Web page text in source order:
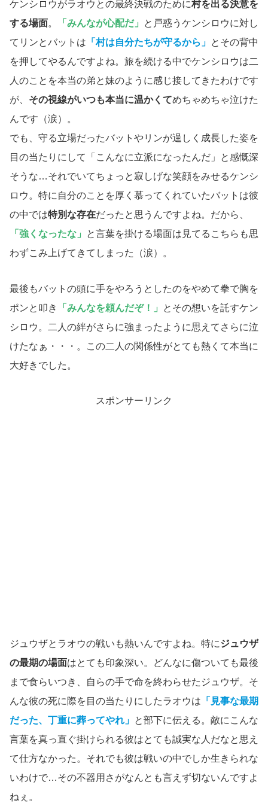
ケンシロウがラオウとの最終決戦のために村を出る決意を
する場面。 「みんなが心配だ」
と戸惑うケンシロウに対し
てリンとバットは 「村は自分たちが守るから」 とその背中
を押してやるんですよね。旅を続ける中でケンシロウは二
人のことを本当の弟と妹のように感じ接してきたわけです
が、 その視線がいつも本当に温かくてめちゃめちゃ泣けた
んです（涙）。
でも、守る立場だったバットやリンが逞しく成長した姿を
目の当たりにして「こんなに立派になったんだ」と感慨深
そうな…それでいてちょっと寂しげな笑顔をみせるケンシ
ロウ。特に自分のことを厚く慕ってくれていたバットは彼
の中では特別な存在だったと思うんですよね。だから、
「強くなったな」
と言葉を掛ける場面は見てるこちらも思
わずこみ上げてきてしまった（涙）。
最後もバットの頭に手をやろうとしたのをやめて拳で胸を
ポンと叩き
「みんなを頼んだぞ！」
とその想いを託すケン
シロウ。二人の絆がさらに強まったように思えてさらに泣
けたなぁ・・・。この二人の関係性がとても熱くて本当に
大好きでした。
スポンサーリンク
ジュウザとラオウの戦いも熱いんですよね。特にジュウザ
の最期の場面はとても印象深い。どんなに傷ついても最後
まで食らいつき、自らの手で命を終わらせたジュウザ。そ
んな彼の死に際を目の当たりにしたラオウは 「見事な最期
だった、丁重に葬ってやれ」 と部下に伝える。敵にこんな
言葉を真っ直ぐ掛けられる彼はとても誠実な人だなと思え
て仕方なかった。それでも彼は戦いの中でしか生きられな
いわけで…その不器用さがなんとも言えず切ないんですよ
ねぇ。